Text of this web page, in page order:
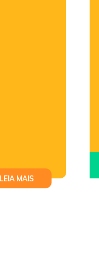
LEIA MAIS